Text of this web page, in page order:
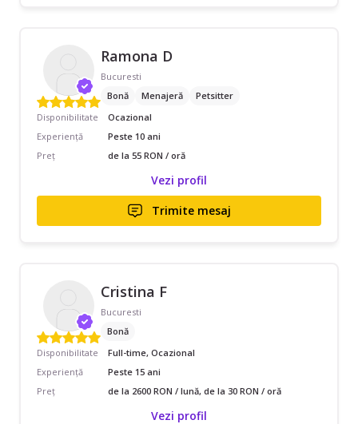
Ramona D
Bucuresti
Bonă
Menajeră
Petsitter
Disponibilitate
Ocazional
Experiență
Peste 10 ani
Preț
de la 55 RON / oră
Vezi profil
Trimite mesaj
Cristina F
Bucuresti
Bonă
Disponibilitate
Full-time, Ocazional
Experiență
Peste 15 ani
Preț
de la 2600 RON / lună, de la 30 RON / oră
Vezi profil